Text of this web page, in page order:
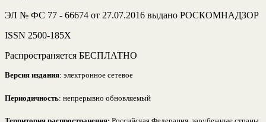
ЭЛ № ФС 77 - 66674 от 27.07.2016 выдано РОСКОМНАДЗОР
ISSN 2500-185Х
Распространяется БЕСПЛАТНО
Версия издания: электронное сетевое
Периодичность: непрерывно обновляемый